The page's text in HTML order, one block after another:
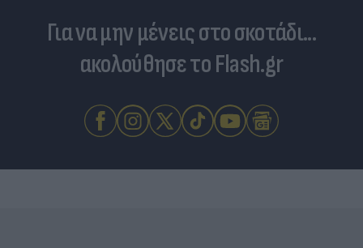
Για να μην μένεις στο σκοτάδι...
ακολούθησε το Flash.gr